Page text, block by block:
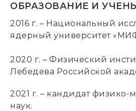
ОБРАЗОВАНИЕ И
2016 г. – Национальный
ядерный университет
2020 г. – Физический
Лебедева Российской
2021 г. – кандидат физико-
наук.